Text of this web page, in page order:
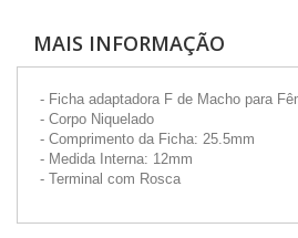
MAIS INFORMAÇÃO
- Ficha adaptadora F de Macho para
- Corpo Niquelado
- Comprimento da Ficha: 25.5mm
- Medida Interna: 12mm
- Terminal com Rosca